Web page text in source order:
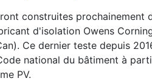
construites prochainement
d'isolation Owens
Ce dernier teste depuis
national du bâtiment à
PV.